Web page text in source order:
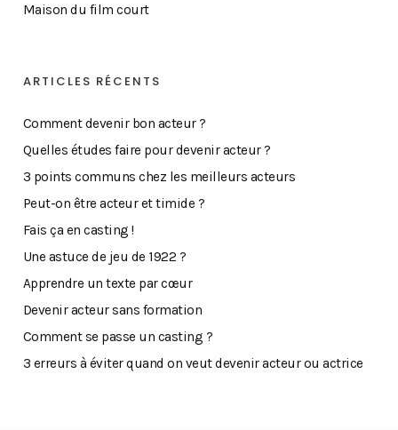
Maison du film court
ARTICLES RÉCENTS
Comment devenir bon acteur ?
Quelles études faire pour devenir acteur ?
3 points communs chez les meilleurs acteurs
Peut-on être acteur et timide ?
Fais ça en casting !
Une astuce de jeu de 1922 ?
Apprendre un texte par cœur
Devenir acteur sans formation
Comment se passe un casting ?
3 erreurs à éviter quand on veut devenir acteur ou actrice